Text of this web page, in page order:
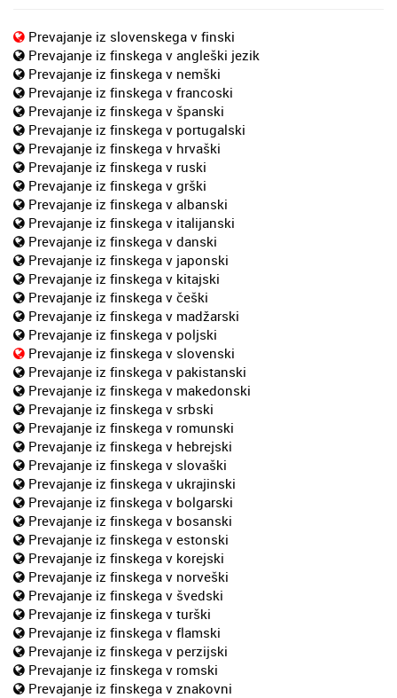
Prevajanje iz slovenskega v finski
Prevajanje iz finskega v angleški jezik
Prevajanje iz finskega v nemški
Prevajanje iz finskega v francoski
Prevajanje iz finskega v španski
Prevajanje iz finskega v portugalski
Prevajanje iz finskega v hrvaški
Prevajanje iz finskega v ruski
Prevajanje iz finskega v grški
Prevajanje iz finskega v albanski
Prevajanje iz finskega v italijanski
Prevajanje iz finskega v danski
Prevajanje iz finskega v japonski
Prevajanje iz finskega v kitajski
Prevajanje iz finskega v češki
Prevajanje iz finskega v madžarski
Prevajanje iz finskega v poljski
Prevajanje iz finskega v slovenski
Prevajanje iz finskega v pakistanski
Prevajanje iz finskega v makedonski
Prevajanje iz finskega v srbski
Prevajanje iz finskega v romunski
Prevajanje iz finskega v hebrejski
Prevajanje iz finskega v slovaški
Prevajanje iz finskega v ukrajinski
Prevajanje iz finskega v bolgarski
Prevajanje iz finskega v bosanski
Prevajanje iz finskega v estonski
Prevajanje iz finskega v korejski
Prevajanje iz finskega v norveški
Prevajanje iz finskega v švedski
Prevajanje iz finskega v turški
Prevajanje iz finskega v flamski
Prevajanje iz finskega v perzijski
Prevajanje iz finskega v romski
Prevajanje iz finskega v znakovni